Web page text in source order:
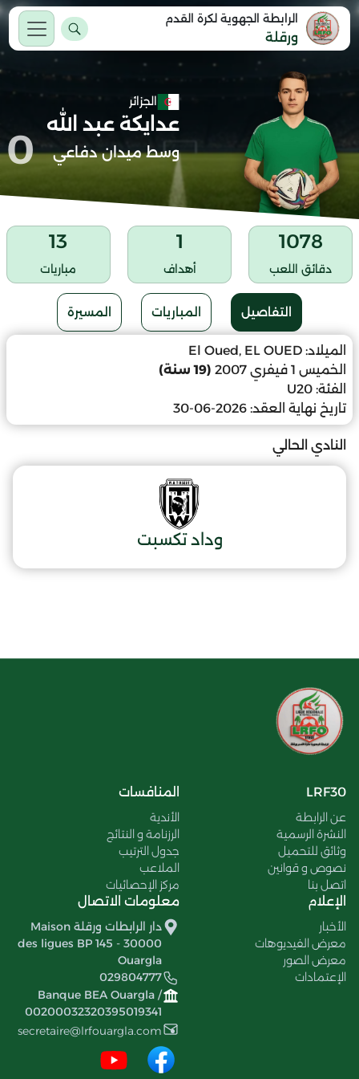
الرابطة الجهوية لكرة القدم
ورقلة
الجزائر
عدايكة عبد الله
وسط ميدان دفاعي 0
1078
دقائق اللعب
1
أهداف
13
مباريات
التفاصيل المباريات المسيرة
الميلاد: El Oued, EL OUED
الخميس 1 فيفري 2007
(19 سنة)
الفئة: U20
تاريخ نهاية العقد: 2026-06-30
النادي الحالي
وداد تكسبت
LRF30
عن الرابطة
النشرة الرسمية
وثائق للتحميل
نصوص و قوانين
اتصل بنا
المنافسات
الأندية
الرزنامة و النتائج
جدول الترتيب
الملاعب
مركز الإحصائيات
الإعلام
الأخبار
معرض الفيديوهات
معرض الصور
الإعتمادات
معلومات الاتصال
دار الرابطات ورقلة Maison
des ligues BP 145 - 30000
Ouargla
029804777
Banque BEA Ouargla /
00200032320395019341
secretaire@lrfouargla.com